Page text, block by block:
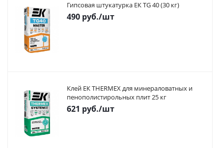
Гипсовая штукатурка ЕК TG 40 (30 кг)
490 руб./шт
Клей ЕК THERMEX для минераловатных и
пенополистирольных плит 25 кг
621 руб./шт